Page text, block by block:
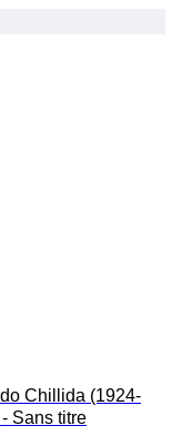
Chillida (1924-
Sans titre